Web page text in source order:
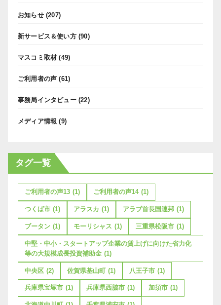
お知らせ(207)
新サービス＆使い方(90)
マスコミ取材 (49)
ご利用者の声 (61)
事務局インタビュー(22)
メディア情報 (9)
タグ一覧
ご利用者の声13 (1) ご利用者の声14 (1)
つくば市 (1) アラスカ (1) アラブ首長国連邦 (1)
ブータン (1) モーリシャス (1) 三重県松阪市 (1)
中堅・中小・スタートアップ企業の賃上げに向けた省力化
等の大規模成長投資補助金 (1)
中央区 (2) 佐賀県基山町 (1) 八王子市 (1)
兵庫県宝塚市 (1) 兵庫県西脇市 (1) 加須市 (1)